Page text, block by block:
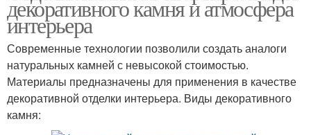
декоративного камня и атмосфера
интерьера
Современные технологии позволили создать аналоги
натуральных камней с невысокой стоимостью.
Материалы предназначены для применения в качестве
декоративной отделки интерьера. Виды декоративного
камня: